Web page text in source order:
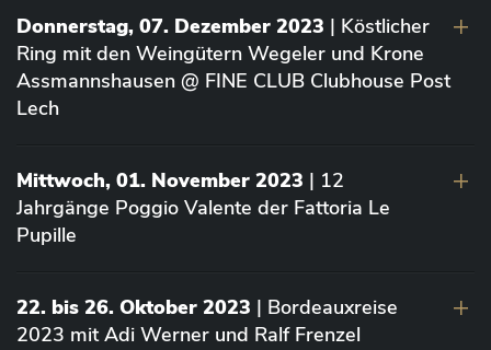
Donnerstag, 07. Dezember 2023 | Köstlicher
Ring mit den Weingütern Wegeler und Krone
Assmannshausen @ FINE CLUB Clubhouse Post
Lech
Mittwoch, 01. November 2023 | 12
Jahrgänge Poggio Valente der Fattoria Le
Pupille
22. bis 26. Oktober 2023 | Bordeauxreise
2023 mit Adi Werner und Ralf Frenzel